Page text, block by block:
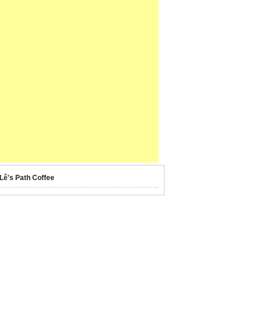
Lê's Path Coffee